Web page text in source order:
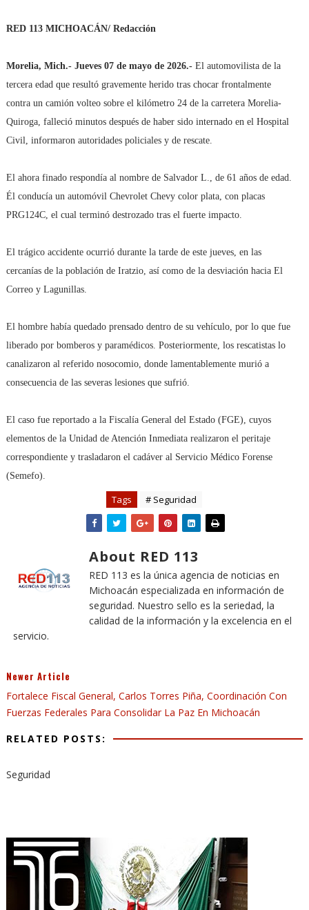
RED 113 MICHOACÁN/ Redacción
Morelia, Mich.- Jueves 07 de mayo de 2026.-El automovilista de la
tercera edad que resultó gravemente herido tras chocar frontalmente
contra un camión volteo sobre el kilómetro 24 de la carretera Morelia-
Quiroga, falleció minutos después de haber sido internado en el Hospital
Civil, informaron autoridades policiales y de rescate.
El ahora finado respondía al nombre de Salvador L., de 61 años de edad.
Él conducía un automóvil Chevrolet Chevy color plata, con placas
PRG124C, el cual terminó destrozado tras el fuerte impacto.
El trágico accidente ocurrió durante la tarde de este jueves, en las
cercanías de la población de Iratzio, así como de la desviación hacia El
Correo y Lagunillas.
El hombre había quedado prensado dentro de su vehículo, por lo que fue
liberado por bomberos y paramédicos. Posteriormente, los rescatistas lo
canalizaron al referido nosocomio, donde lamentablemente murió a
consecuencia de las severas lesiones que sufrió.
El caso fue reportado a la Fiscalía General del Estado (FGE), cuyos
elementos de la Unidad de Atención Inmediata realizaron el peritaje
correspondiente y trasladaron el cadáver al Servicio Médico Forense
(Semefo).
Tags # Seguridad
About RED 113
RED 113 es la única agencia de noticias en
Michoacán especializada en información de
seguridad. Nuestro sello es la seriedad, la
calidad de la información y la excelencia en el
servicio.
Newer Article
Fortalece Fiscal General, Carlos Torres Piña, Coordinación Con
Fuerzas Federales Para Consolidar La Paz En Michoacán
RELATED POSTS:
Seguridad